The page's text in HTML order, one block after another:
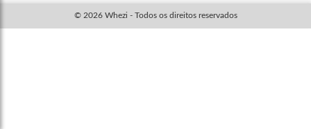
© 2026 Whezi - Todos os direitos reservados